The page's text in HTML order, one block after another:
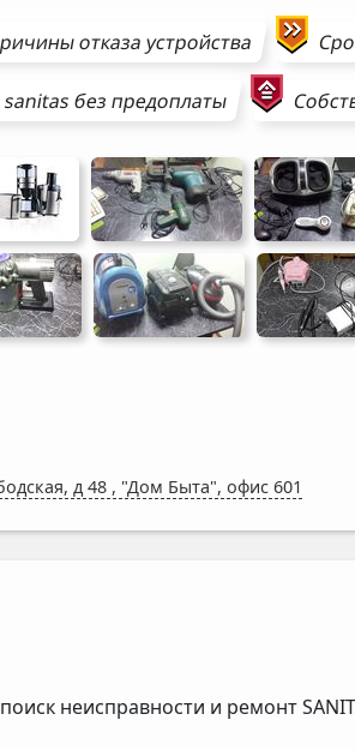
отказа устройства
sanitasбез предоплаты
д 48 , "Дом Быта", офис 601
неисправности и ремонт